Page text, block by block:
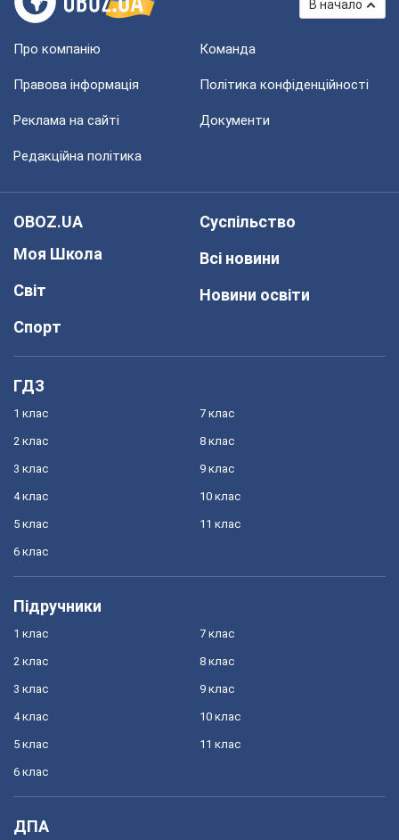
В начало
Про компанію Команда
Правова інформація Політика конфіденційності
Реклама на сайті Документи
Редакційна політика
OBOZ.UA
Моя Школа
Світ
Спорт
Суспільство
Всі новини
Новини освіти
ГДЗ
1 клас
2 клас
3 клас
4 клас
5 клас
6 клас
7 клас
8 клас
9 клас
10 клас
11 клас
Підручники
1 клас
2 клас
3 клас
4 клас
5 клас
6 клас
7 клас
8 клас
9 клас
10 клас
11 клас
ДПА